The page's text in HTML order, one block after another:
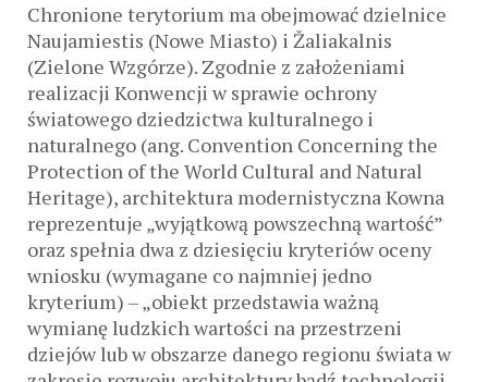
Chronione terytorium ma obejmować dzielnice
Naujamiestis (Nowe Miasto) i Žaliakalnis
(Zielone Wzgórze). Zgodnie z założeniami
realizacji Konwencji w sprawie ochrony
światowego dziedzictwa kulturalnego i
naturalnego (ang. Convention Concerning the
Protection of the World Cultural and Natural
Heritage), architektura modernistyczna Kowna
reprezentuje „wyjątkową powszechną wartość”
oraz spełnia dwa z dziesięciu kryteriów oceny
wniosku (wymagane co najmniej jedno
kryterium) – „obiekt przedstawia ważną
wymianę ludzkich wartości na przestrzeni
dziejów lub w obszarze danego regionu świata w